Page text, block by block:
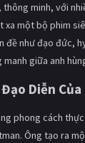
thông minh, với
xa một bộ phim
đề như đạo đức,
giữa anh
Diễn
phong cách
Ông tạo ra